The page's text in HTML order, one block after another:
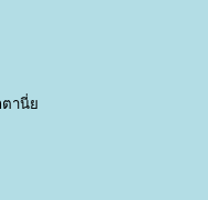
ตานี่